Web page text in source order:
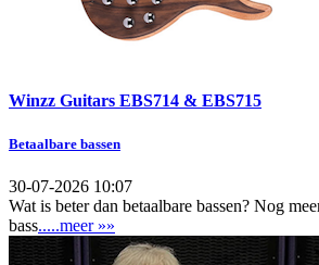
Winzz Guitars EBS714 & EBS715
Betaalbare bassen
30-07-2026 10:07
Wat is beter dan betaalbare bassen? Nog
bass.....meer »»